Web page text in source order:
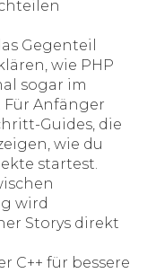
Gegenteil
wie PHP
sogar im
Für Anfänger
Guides, die
wie du
startest.
wird
Storys direkt
C++ für bessere